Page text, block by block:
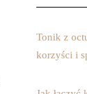
Tonik z
korzyści i